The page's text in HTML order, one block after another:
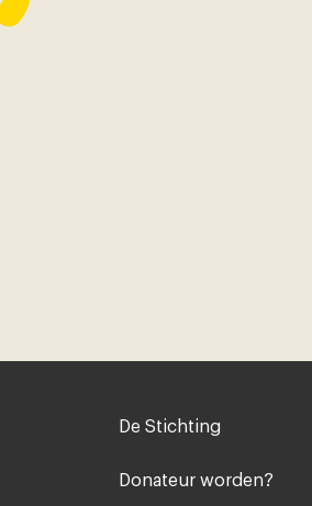
Voet
De Stichting
Donateur worden?